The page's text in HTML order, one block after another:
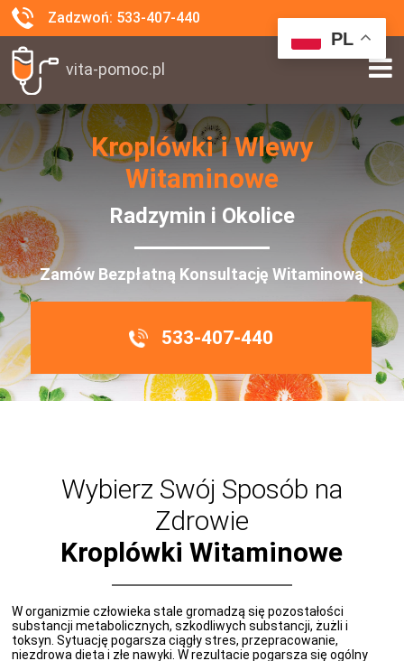
Zadzwoń: 533-407-440
vita-pomoc.pl
PL
Kroplówki i Wlewy
Witaminowe
Radzymin i Okolice
Zamów Bezpłatną Konsultację Witaminową
533-407-440
Wybierz Swój Sposób na
Zdrowie
Kroplówki Witaminowe
W organizmie człowieka stale gromadzą się pozostałości
substancji metabolicznych, szkodliwych substancji, żużli i
toksyn. Sytuację pogarsza ciągły stres, przepracowanie,
niezdrowa dieta i złe nawyki. W rezultacie pogarsza się ogólny